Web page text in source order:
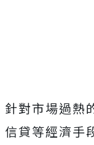
針對市場過熱
信貸等經濟手